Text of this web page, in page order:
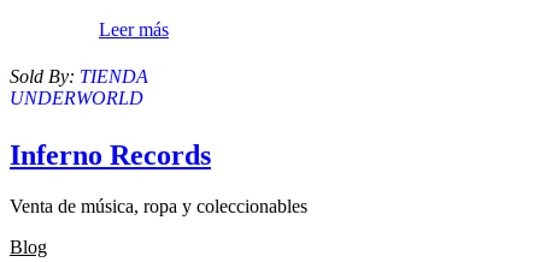
Leer más
Sold By: TIENDA
UNDERWORLD
Inferno Records
Venta de música, ropa y coleccionables
Blog